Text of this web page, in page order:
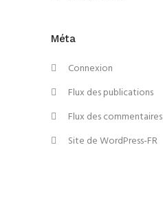
Méta
Connexion
Flux des publications
Flux des commentaires
Site de WordPress-FR